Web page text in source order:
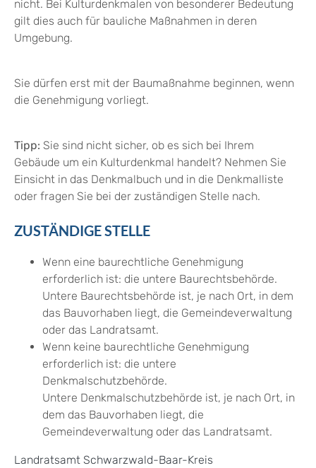
nicht. Bei Kulturdenkmalen von besonderer Bedeutung
gilt dies auch für bauliche Maßnahmen in deren
Umgebung.
Sie dürfen erst mit der Baumaßnahme beginnen, wenn
die Genehmigung vorliegt.
Tipp: Sie sind nicht sicher, ob es sich bei Ihrem
Gebäude um ein Kulturdenkmal handelt? Nehmen Sie
Einsicht in das Denkmalbuch und in die Denkmalliste
oder fragen Sie bei der zuständigen Stelle nach.
ZUSTÄNDIGE STELLE
Wenn eine baurechtliche Genehmigung
erforderlich ist: die untere Baurechtsbehörde.
Untere Baurechtsbehörde ist, je nach Ort, in dem
das Bauvorhaben liegt, die Gemeindeverwaltung
oder das Landratsamt.
Wenn keine baurechtliche Genehmigung
erforderlich ist: die untere
Denkmalschutzbehörde.
Untere Denkmalschutzbehörde ist, je nach Ort, in
dem das Bauvorhaben liegt, die
Gemeindeverwaltung oder das Landratsamt.
Landratsamt Schwarzwald-Baar-Kreis